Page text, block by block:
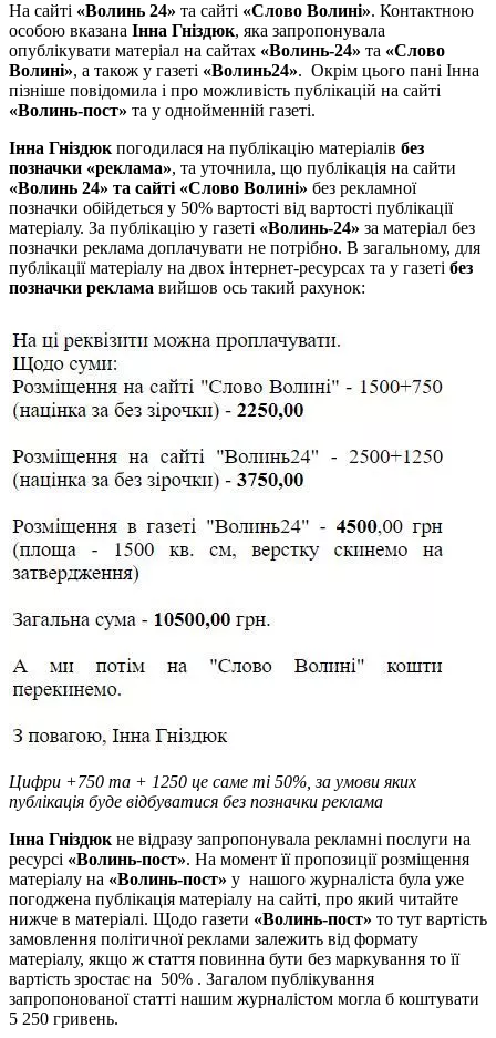
На сайті «Волинь 24» та сайті «Слово Волині». Контактною
особою вказана Інна Гніздюк, яка запропонувала
опублікувати матеріал на сайтах «Волинь-24» та «Слово
Волині», а також у газеті «Волинь24». Окрім цього пані Інна
пізніше повідомила і про можливість публікацій на сайті
«Волинь-пост» та у однойменній газеті.
Інна Гніздюк погодилася на публікацію матеріалів без
позначки «реклама», та уточнила, що публікація на сайти
«Волинь 24» та сайті «Слово Волині» без рекламної
позначки обійдеться у 50% вартості від вартості публікації
матеріалу. За публікацію у газеті «Волинь-24» за матеріал без
позначки реклама доплачувати не потрібно. В загальному, для
публікації матеріалу на двох інтернет-ресурсах та у газеті без
позначки реклама вийшов ось такий рахунок:
Цифри +750 та + 1250 це саме ті 50%, за умови яких
публікація буде відбуватися без позначки реклама
Інна Гніздюк не відразу запропонувала рекламні послуги на
ресурсі «Волинь-пост». На момент її пропозиції розміщення
матеріалу на «Волинь-пост» у нашого журналіста була уже
погоджена публікація матеріалу на сайті, про який читайте
нижче в матеріалі. Щодо газети «Волинь-пост» то тут вартість
замовлення політичної реклами залежить від формату
матеріалу, якщо ж стаття повинна бути без маркування то її
вартість зростає на 50% . Загалом публікування
запропонованої статті нашим журналістом могла б коштувати
5 250 гривень.